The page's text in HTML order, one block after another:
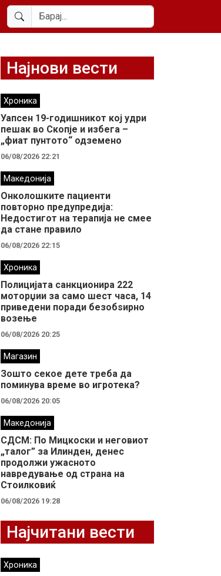
Најнови вести
Хроника
Уапсен 19-годишникот кој удри
пешак во Скопје и избега –
„фиат пунтото“ одземено
06/08/2026 22:21
Македонија
Онколошките пациенти
повторно предупредија:
Недостигот на терапија не смее
да стане правило
06/08/2026 22:15
Хроника
Полицијата санкционира 222
моторџии за само шест часа, 14
приведени поради безобѕирно
возење
06/08/2026 20:25
Магазин
Зошто секое дете треба да
поминува време во игротека?
06/08/2026 20:05
Македонија
СДСМ: По Мицкоски и неговиот
„талог” за Илинден, денес
продолжи ужасното
навредување од страна на
Стоилковиќ
06/08/2026 19:28
Најчитани вести
Хроника